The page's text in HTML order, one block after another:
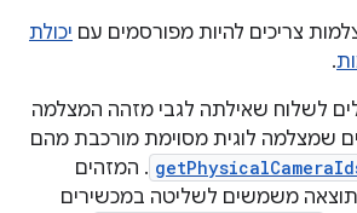
צריכים להיות מפורסמים עם יכולת
.
לשלוח שאילתה לגבי מזהה המצלמה
שמצלמה לוגית מסוימת מורכבת מהם
. המזהים
משמשים לשליטה במכשירים